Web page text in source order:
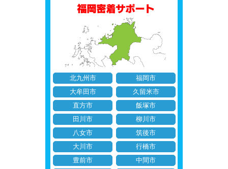
北九州市
福岡市
大牟田市
久留米市
直方市
飯塚市
田川市
柳川市
八女市
筑後市
大川市
行橋市
豊前市
中間市